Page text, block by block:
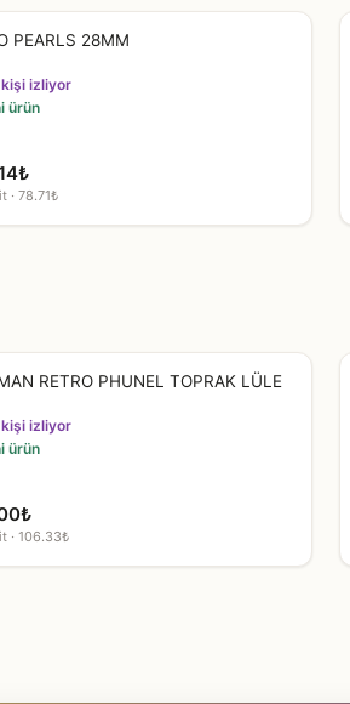
PEARLS 28MM
izliyor
ürün
₺
· 78.71₺
RETRO PHUNEL TOPRAK LÜLE
izliyor
ürün
₺
· 106.33₺